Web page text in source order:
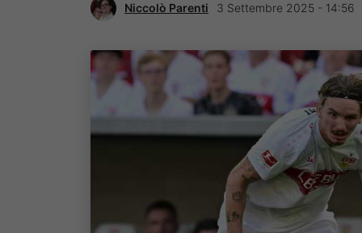
Niccolò Parenti 3 Settembre 2025 - 14:56